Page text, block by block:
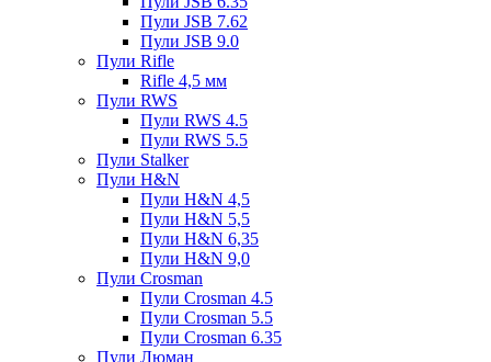
Пули JSB 7.62
Пули JSB 9.0
Пули Rifle
Rifle 4,5 мм
Пули RWS
Пули RWS 4.5
Пули RWS 5.5
Пули Stalker
Пули H&N
Пули H&N 4,5
Пули H&N 5,5
Пули H&N 6,35
Пули H&N 9,0
Пули Crosman
Пули Crosman 4.5
Пули Crosman 5.5
Пули Crosman 6.35
Пули Люман